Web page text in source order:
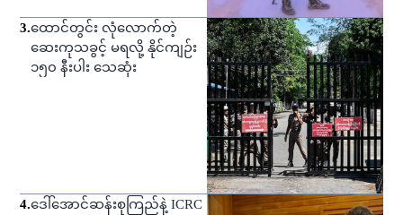
3.ထောင်တွင်း လုံလောက်တဲ့
ဆေးကုသခွင့် မရလို့ နိုင်ကျဉ်း
၁၅၀ နီးပါး သေဆုံး
4.ဒေါ်အောင်ဆန်းစုကြည်နဲ့ ICRC